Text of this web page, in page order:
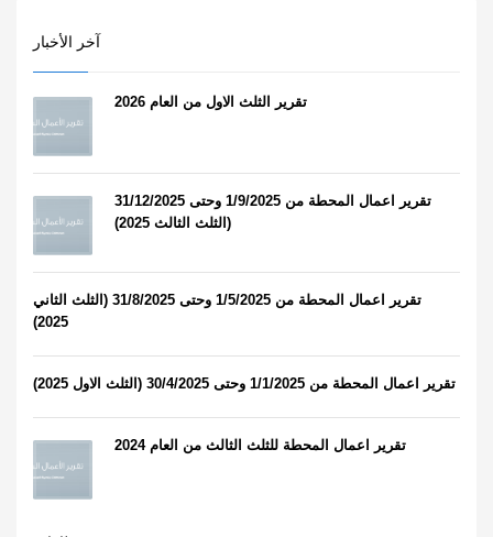
آخر الأخبار
تقرير الثلث الاول من العام 2026
تقرير اعمال المحطة من 1/9/2025 وحتى 31/12/2025
(الثلث الثالث 2025)
تقرير اعمال المحطة من 1/5/2025 وحتى 31/8/2025 (الثلث الثاني
2025)
تقرير اعمال المحطة من 1/1/2025 وحتى 30/4/2025 (الثلث الاول 2025)
تقرير اعمال المحطة للثلث الثالث من العام 2024